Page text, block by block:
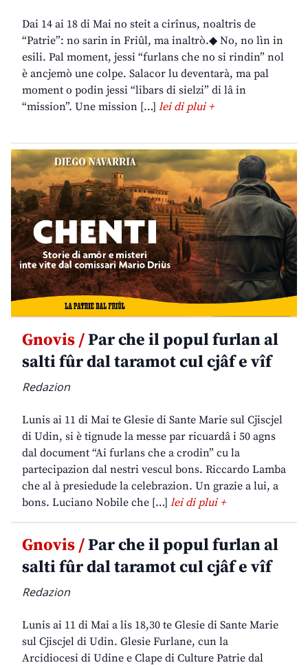
Dai 14 ai 18 di Mai no steit a cirînus, noaltris de
“Patrie”: no sarin in Friûl, ma inaltrò.◆ No, no lìn in
esili. Pal moment, jessi “furlans che no si rindin” nol
è ancjemò une colpe. Salacor lu deventarà, ma pal
moment o podin jessi “libars di sielzi” di lâ in
“mission”. Une mission […] lei di plui +
Gnovis /Par che il popul furlan al
salti fûr dal taramot cul cjâf e vîf
Redazion
Lunis ai 11 di Mai te Glesie di Sante Marie sul Cjiscjel
di Udin, si è tignude la messe par ricuardâ i 50 agns
dal document “Ai furlans che a crodin” cu la
partecipazion dal nestri vescul bons. Riccardo Lamba
che al à presiedude la celebrazion. Un grazie a lui, a
bons. Luciano Nobile che […] lei di plui +
Gnovis /Par che il popul furlan al
salti fûr dal taramot cul cjâf e vîf
Redazion
Lunis ai 11 di Mai a lis 18,30 te Glesie di Sante Marie
sul Cjiscjel di Udin. Glesie Furlane, cun la
Arcidiocesi di Udine e Clape di Culture Patrie dal